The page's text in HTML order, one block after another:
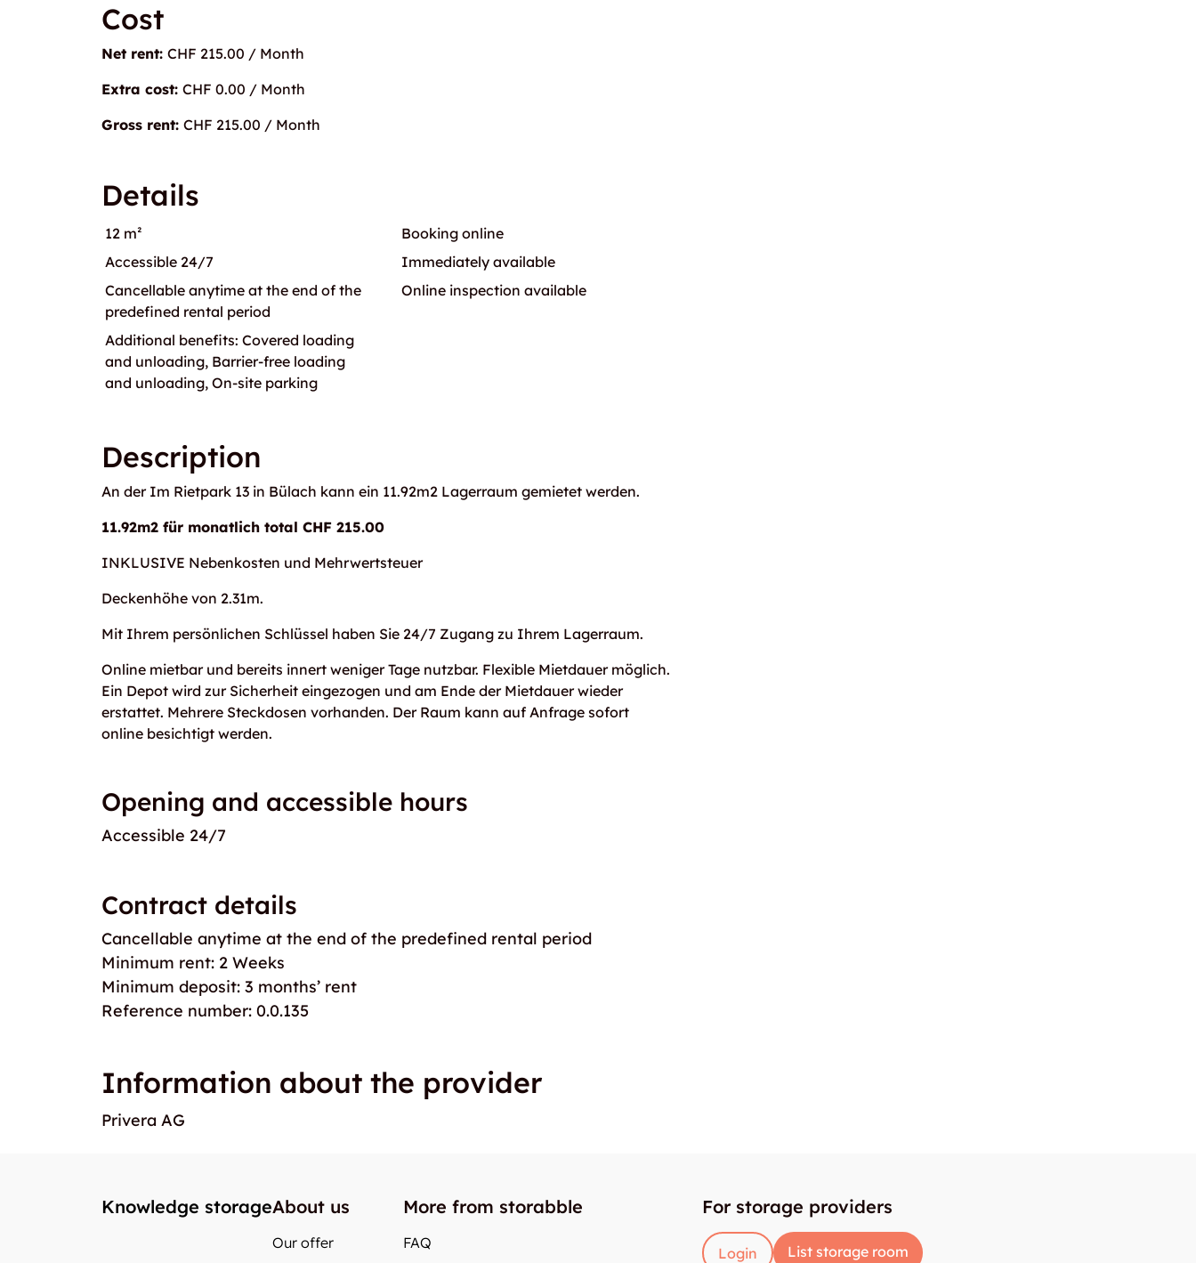
Cost
Net rent: CHF 215.00 / Month
Extra cost: CHF 0.00 / Month
Gross rent: CHF 215.00 / Month
Details
12 m²
Booking online
Accessible 24/7
Immediately available
Cancellable anytime at the end of the
predefined rental period
Online inspection available
Additional benefits: Covered loading
and unloading, Barrier-free loading
and unloading, On-site parking
Description
An der Im Rietpark 13 in Bülach kann ein 11.92m2 Lagerraum gemietet werden.
11.92m2 für monatlich total CHF 215.00
INKLUSIVE Nebenkosten und Mehrwertsteuer
Deckenhöhe von 2.31m.
Mit Ihrem persönlichen Schlüssel haben Sie 24/7 Zugang zu Ihrem Lagerraum.
Online mietbar und bereits innert weniger Tage nutzbar. Flexible Mietdauer möglich.
Ein Depot wird zur Sicherheit eingezogen und am Ende der Mietdauer wieder
erstattet. Mehrere Steckdosen vorhanden. Der Raum kann auf Anfrage sofort
online besichtigt werden.
Opening and accessible hours
Accessible 24/7
Contract details
Cancellable anytime at the end of the predefined rental period
Minimum rent: 2 Weeks
Minimum deposit: 3 months’ rent
Reference number: 0.0.135
Information about the provider
Privera AG
Knowledge storageAbout us
Our offer
More from storabble
FAQ
For storage providers
Login List storage room